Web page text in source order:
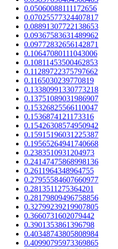
0.05060088111172656
0.07025577324407817
0.08891307722138653
0.09367583631489962
0.09772832656142871
0.10647080111043006
0.10811453500462853
0.11289722375797662
0.1165030239770819
0.13380991330773218
0.13751089031986907
0.15326825566110047
0.1536874121173316
0.15426308574950942
0.15915196031225387
0.19565264941740668
0.2383510931204973
0.24147475868998136
0.2611964348964755
0.27955584607660977
0.2813511275364201
0.28179809496758856
0.32799239219907805
0.3660731602079442
0.3901353861396798
0.40348743805808984
0.40990795973369865